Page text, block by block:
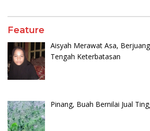
Feature
Aisyah Merawat Asa,
Tengah Keterbatasan
Pinang, Buah Bernilai Jual